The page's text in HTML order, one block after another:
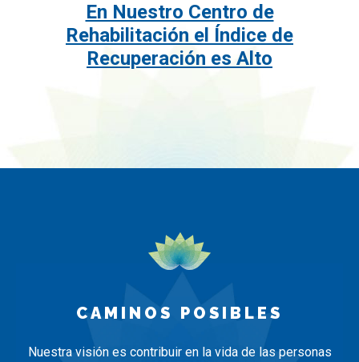
En Nuestro Centro de
Rehabilitación el Índice de
Recuperación es Alto
CAMINOS POSIBLES
Nuestra visión es contribuir en la vida de las personas